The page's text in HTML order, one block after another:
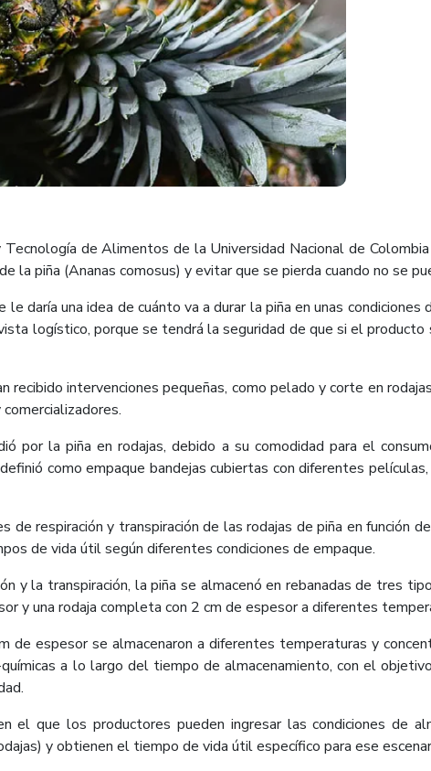
de Alimentos de la Universidad Nacional de
piña (Ananas comosus) y evitar que se pierda cuando no se
daría una idea de cuánto va a durar la piña en unas condiciones
logístico, porque se tendrá la seguridad de que si el producto
intervenciones pequeñas, como pelado y corte en
por la piña en rodajas, debido a su comodidad para el
como empaque bandejas cubiertas con diferentes
respiración y transpiración de las rodajas de piña en función
de vida útil según diferentes condiciones de empaque.
y la transpiración, la piña se almacenó en rebanadas de tres
y una rodaja completa con 2 cm de espesor a diferentes
de espesor se almacenaron a diferentes temperaturas y
a lo largo del tiempo de almacenamiento, con el
que los productores pueden ingresar las condiciones de
y obtienen el tiempo de vida útil específico para ese